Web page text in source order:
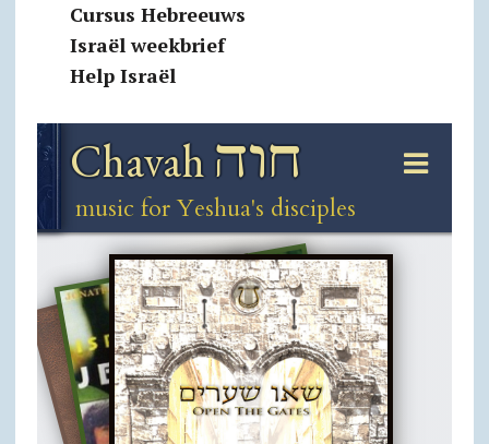
Cursus Hebreeuws
Israël weekbrief
Help Israël